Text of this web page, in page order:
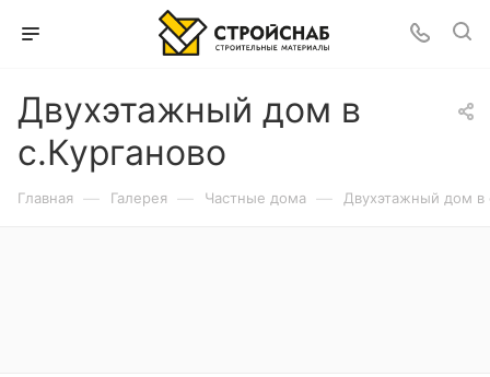
Двухэтажный дом в
с.Курганово
Главная — Галерея — Частные дома — Двухэтажный дом в